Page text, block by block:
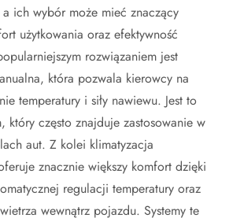
ich wybór może mieć znaczący
użytkowania oraz efektywność
rozwiązaniem jest
która pozwala kierowcy na
temperatury i siły nawiewu. Jest to
który często znajduje zastosowanie w
aut. Z kolei klimatyzacja
znacznie większy komfort dzięki
regulacji temperatury oraz
wewnątrz pojazdu. Systemy te